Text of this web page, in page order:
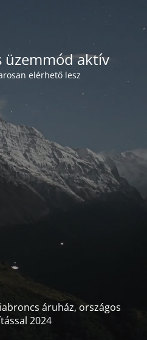
üzemmód aktív
elérhető lesz
áruház, országos
2024